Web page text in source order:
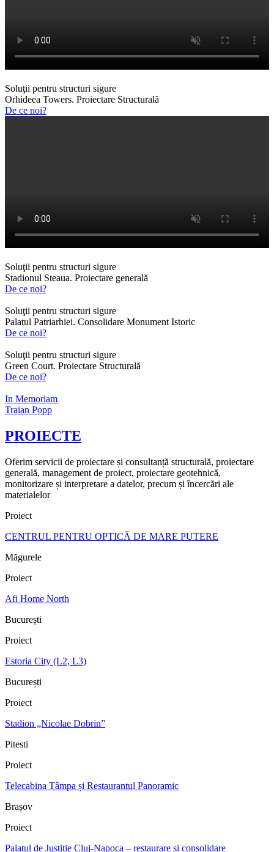
Soluţii pentru structuri sigure
Orhideea Towers. Proiectare Structurală
De ce noi?
Soluţii pentru structuri sigure
Stadionul Steaua. Proiectare generală
De ce noi?
Soluţii pentru structuri sigure
Palatul Patriarhiei. Consolidare Monument Istoric
De ce noi?
Soluţii pentru structuri sigure
Green Court. Proiectare Structurală
De ce noi?
In Memoriam
Traian Popp
PROIECTE
Oferim servicii de proiectare și consultanță structurală, proiectare
generală, management de proiect, proiectare geotehnică,
monitorizare și interpretare a datelor, precum și încercări ale
materialelor
Proiect
CENTRUL PENTRU OPTICĂ DE MARE PUTERE
Măgurele
Proiect
Afi Home North
București
Proiect
Estoria City (L2, L3)
București
Proiect
Stadion „Nicolae Dobrin”
Pitesti
Proiect
Telecabina Tâmpa și Restaurantul Panoramic
Brașov
Proiect
Palatul de Justiție Cluj-Napoca – restaurare și consolidare